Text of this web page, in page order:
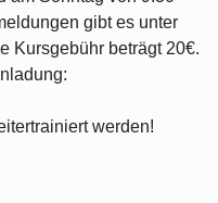
gibt es unter
Kursgebühr beträgt 20€.
werden!